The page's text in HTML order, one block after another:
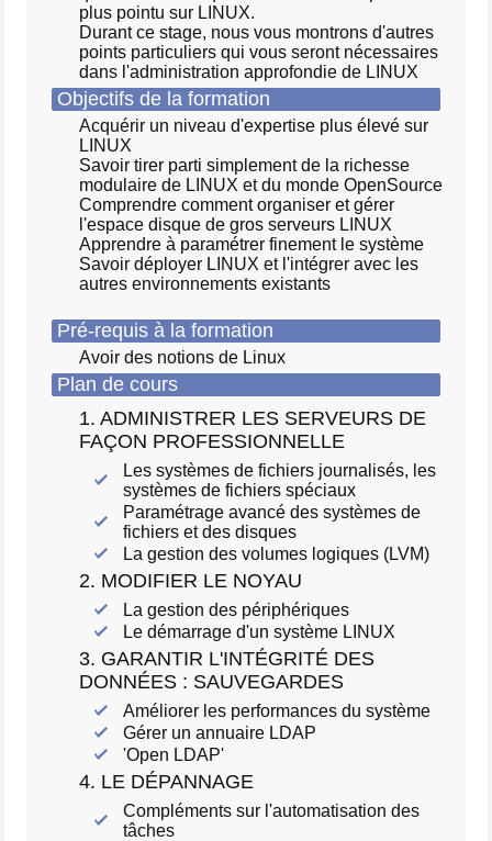
plus pointu sur LINUX.
Durant ce stage, nous vous montrons d'autres
points particuliers qui vous seront nécessaires
dans l'administration approfondie de LINUX
Objectifs de la formation
Acquérir un niveau d'expertise plus élevé sur
LINUX
Savoir tirer parti simplement de la richesse
modulaire de LINUX et du monde OpenSource
Comprendre comment organiser et gérer
l'espace disque de gros serveurs LINUX
Apprendre à paramétrer finement le système
Savoir déployer LINUX et l'intégrer avec les
autres environnements existants
Pré-requis à la formation
Avoir des notions de Linux
Plan de cours
1. ADMINISTRER LES SERVEURS DE
FAÇON PROFESSIONNELLE
Les systèmes de fichiers journalisés, les
systèmes de fichiers spéciaux
Paramétrage avancé des systèmes de
fichiers et des disques
La gestion des volumes logiques (LVM)
2. MODIFIER LE NOYAU
La gestion des périphériques
Le démarrage d'un système LINUX
3. GARANTIR L'INTÉGRITÉ DES
DONNÉES : SAUVEGARDES
Améliorer les performances du système
Gérer un annuaire LDAP
'Open LDAP'
4. LE DÉPANNAGE
Compléments sur l'automatisation des
tâches